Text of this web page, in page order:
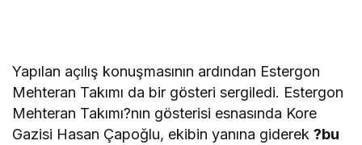
Yapılan açılış konuşmasının ardından Estergon
Mehteran Takımı da bir gösteri sergiledi. Estergon
Mehteran Takımı?nın gösterisi esnasında Kore
Gazisi Hasan Çapoğlu, ekibin yanına giderek?bu